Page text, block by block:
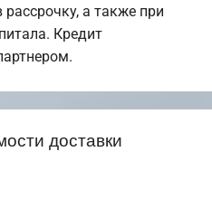
а также при
Кредит
доставки